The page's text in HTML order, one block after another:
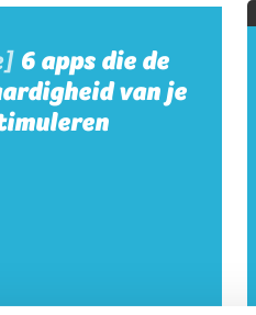
6 apps die de
van je